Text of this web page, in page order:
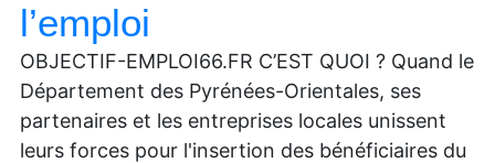
l’emploi
OBJECTIF-EMPLOI66.FR C’EST QUOI ? Quand le
Département des Pyrénées-Orientales, ses
partenaires et les entreprises locales unissent
leurs forces pour l'insertion des bénéficiaires du